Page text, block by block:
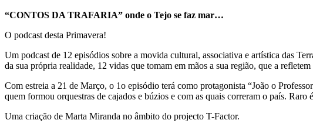
“CONTOS DA TRAFARIA” onde o Tejo se faz mar…
O podcast desta Primavera!
Um podcast de 12 episódios sobre a movida cultural, associativa e artística das
da sua própria realidade, 12 vidas que tomam em mãos a sua região, que a
Com estreia a 21 de Março, o 1o episódio terá como protagonista “João o
quem formou orquestras de cajados e búzios e com as quais correram o país.
Uma criação de Marta Miranda no âmbito do projecto T-Factor.